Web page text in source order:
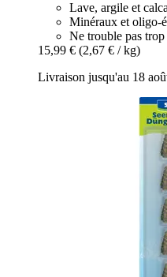
Lave, argile et
Minéraux et oligo-
Ne trouble pas trop
15,99 € (2,67 € / kg)
Livraison jusqu'au 18